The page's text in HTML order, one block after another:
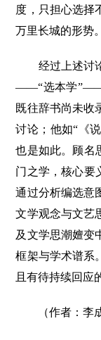
度，只担心选择
万里长城的形势
经过上述讨论
——“选本学”——
既往辞书尚未收
讨论；他如“《
也是如此。顾名
门之学，核心要
通过分析编选意
文学观念与文艺
及文学思潮嬗变
框架与学术谱系
且有待持续回应
（作者：李成